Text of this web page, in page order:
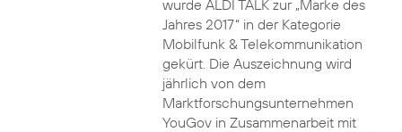
wurde ALDI TALK zur „Marke des
Jahres 2017“ in der Kategorie
Mobilfunk & Telekommunikation
gekürt. Die Auszeichnung wird
jährlich von dem
Marktforschungsunternehmen
YouGov in Zusammenarbeit mit